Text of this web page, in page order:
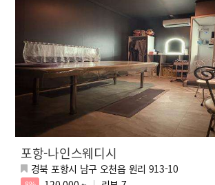
포항-나인스웨디시
경북 포항시 남구 오천읍 원리 913-10